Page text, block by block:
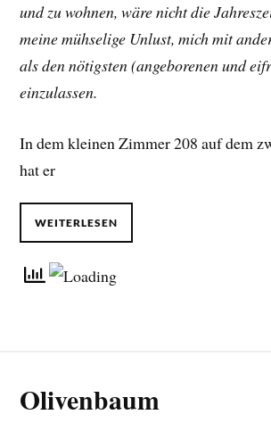
und zu wohnen, wäre nicht die
meine mühselige Unlust, mich mit
als den nötigsten (angeborenen und
einzulassen.
In dem kleinen Zimmer 208 auf dem
hat er
WEITERLESEN
Olivenbaum